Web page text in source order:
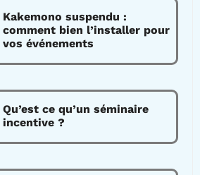
Kakemono suspendu :
comment bien l’installer pour
vos événements
Qu’est ce qu’un séminaire
incentive ?